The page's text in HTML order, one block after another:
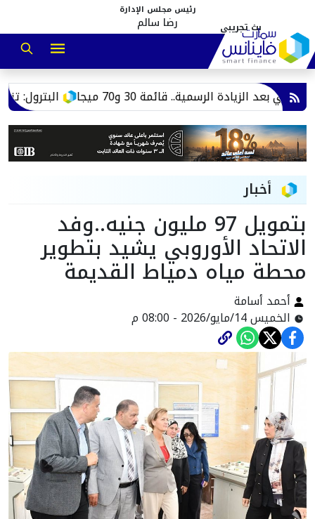
رئيس مجلس الإدارة
رضا سالم
البترول: تنفيذ الزيادة الرسمية.. قائمة 30 و70 ميجا
أخبار
بتمويل 97 مليون جنيه..وفد
الاتحاد الأوروبي يشيد بتطوير
محطة مياه دمياط القديمة
أحمد أسامة
الخميس 14/مايو/2026 - 08:00 م